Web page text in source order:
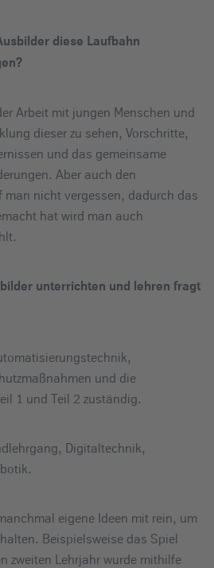
diese Laufbahn
Arbeit mit jungen Menschen und
dieser zu sehen, Vorschritte,
und das gemeinsame
Aber auch den
man nicht vergessen, dadurch das
hat wird man auch
unterrichten und lehren fragt
und die
1 und Teil 2 zuständig.
Digitaltechnik,
eigene Ideen mit rein, um
Beispielsweise das Spiel
zweiten Lehrjahr wurde mithilfe